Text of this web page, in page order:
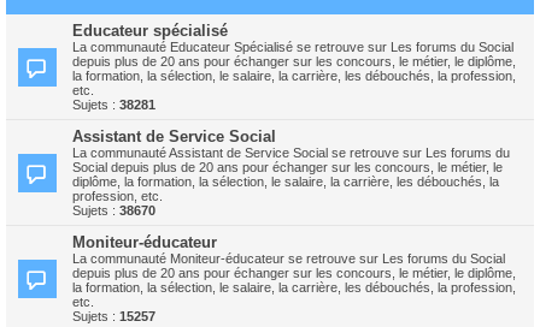
Educateur spécialisé
La communauté Educateur Spécialisé se retrouve sur Les forums du Social
depuis plus de 20 ans pour échanger sur les concours, le métier, le diplôme,
la formation, la sélection, le salaire, la carrière, les débouchés, la profession,
etc.
Sujets : 38281
Assistant de Service Social
La communauté Assistant de Service Social se retrouve sur Les forums du
Social depuis plus de 20 ans pour échanger sur les concours, le métier, le
diplôme, la formation, la sélection, le salaire, la carrière, les débouchés, la
profession, etc.
Sujets : 38670
Moniteur-éducateur
La communauté Moniteur-éducateur se retrouve sur Les forums du Social
depuis plus de 20 ans pour échanger sur les concours, le métier, le diplôme,
la formation, la sélection, le salaire, la carrière, les débouchés, la profession,
etc.
Sujets : 15257